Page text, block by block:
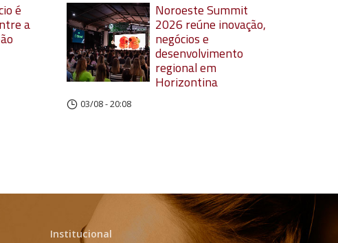
é
a
Noroeste Summit
2026 reúne inovação,
negócios e
desenvolvimento
regional em
Horizontina
03/08 - 20:08
Institucional